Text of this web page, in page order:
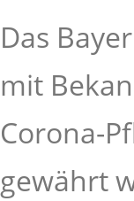
Das
mit
Corona-
gewährt